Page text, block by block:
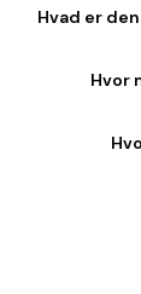
Hvad er
Hvor